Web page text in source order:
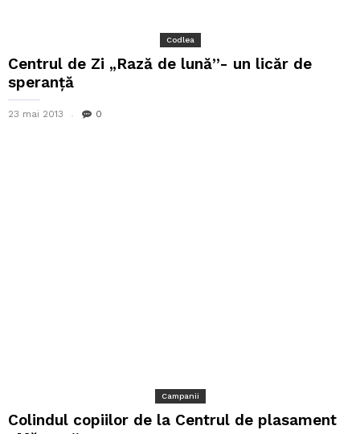
Codlea
Centrul de Zi „Rază de lună”- un licăr de
speranţă
23 mai 2013 0
Campanii
Colindul copiilor de la Centrul de plasament